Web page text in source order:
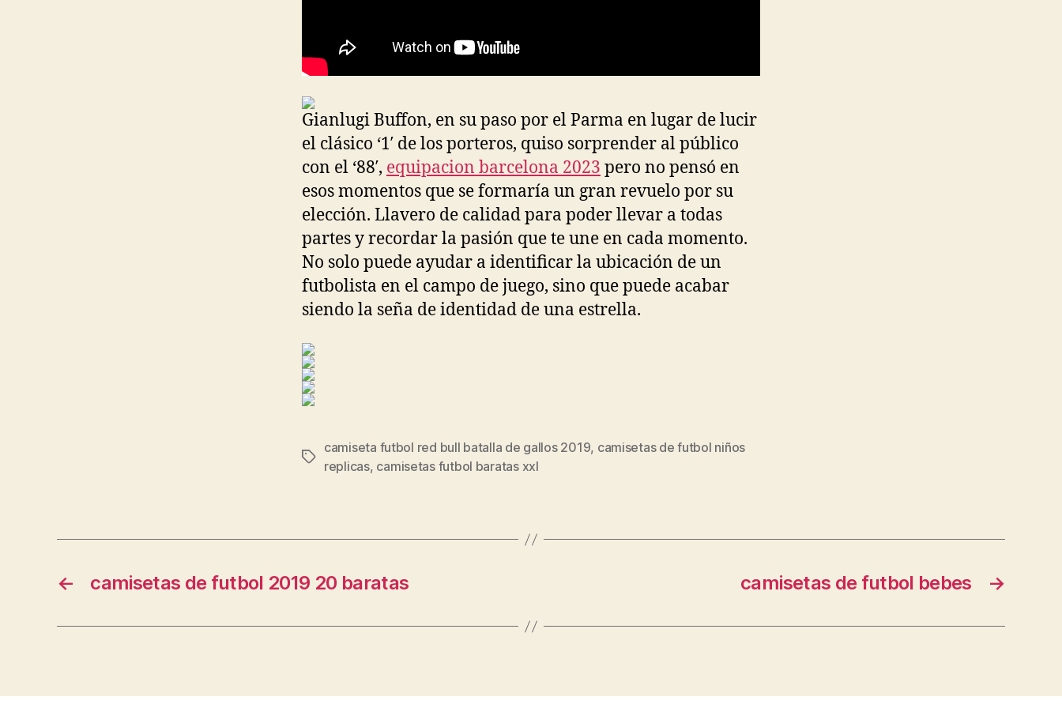
Gianlugi Buffon, en su paso por el Parma en lugar de lucir
el clásico ‘1′ de los porteros, quiso sorprender al público
con el ‘88′, equipacion barcelona 2023 pero no pensó en
esos momentos que se formaría un gran revuelo por su
elección. Llavero de calidad para poder llevar a todas
partes y recordar la pasión que te une en cada momento.
No solo puede ayudar a identificar la ubicación de un
futbolista en el campo de juego, sino que puede acabar
siendo la seña de identidad de una estrella.
Etiquetas
camiseta futbol red bull batalla de gallos 2019, camisetas de futbol niños
replicas, camisetas futbol baratas xxl
← camisetas de futbol 2019 20 baratas →
camisetas de futbol bebes